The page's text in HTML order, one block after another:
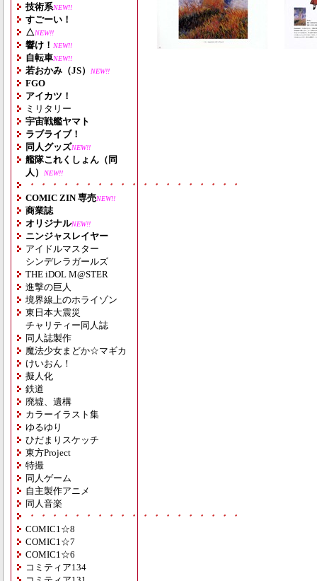
技術系NEW!!
すごーい！
△NEW!!
響け！ NEW!!
自転車NEW!!
若おかみ（JS） NEW!!
FGO
アイカツ！
ミリタリー
宇宙戦艦ヤマト
ラブライブ！
同人グッズNEW!!
艦隊これくしょん（同
人）
NEW!!
・・・・・・・・・・・・・・・・・・・
COMIC ZIN 専売NEW!!
商業誌
オリジナルNEW!!
ニンジャスレイヤー
アイドルマスター
シンデレラガールズ
THE iDOL M@STER
進撃の巨人
境界線上のホライゾン
東日本大震災
チャリティー同人誌
同人誌製作
魔法少女まどか☆マギカ
けいおん！
擬人化
鉄道
廃墟、遺構
カラーイラスト集
ゆるゆり
ひだまりスケッチ
東方Project
特撮
同人ゲーム
自主製作アニメ
同人音楽
・・・・・・・・・・・・・・・・・・・
COMIC1☆8
COMIC1☆7
COMIC1☆6
コミティア134